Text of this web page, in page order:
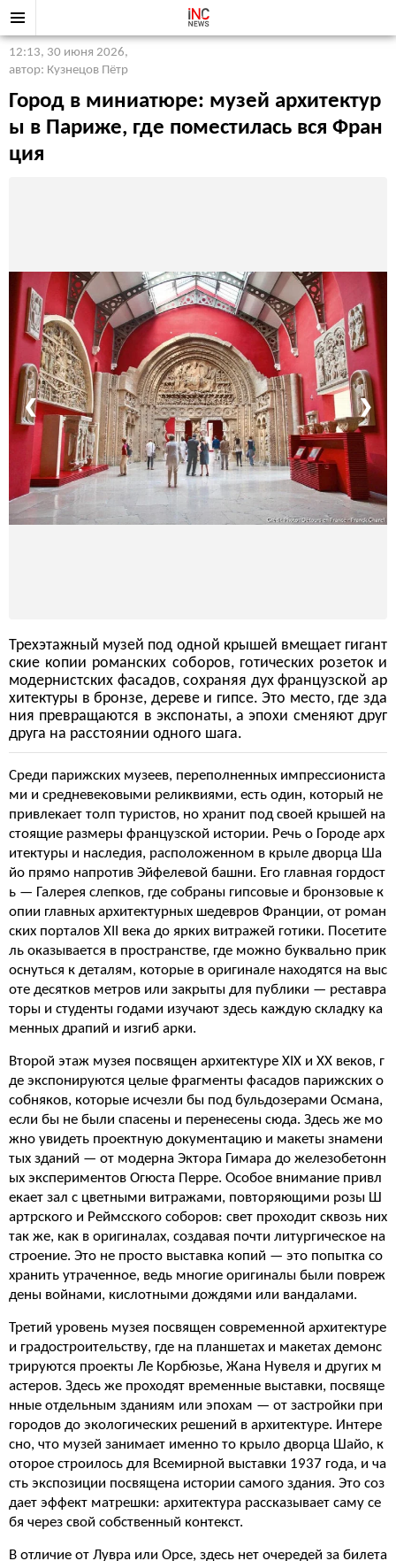
12:13, 30 июня 2026,
автор: Кузнецов Пётр
Город в миниатюре: музей архитектур
ы в Париже, где поместилась вся Фран
ция
❮ ❯
Трехэтажный музей под одной крышей вмещает гигант
ские копии романских соборов, готических розеток и
модернистских фасадов, сохраняя дух французской ар
хитектуры в бронзе, дереве и гипсе. Это место, где зда
ния превращаются в экспонаты, а эпохи сменяют друг
друга на расстоянии одного шага.
Среди парижских музеев, переполненных импрессиониста
ми и средневековыми реликвиями, есть один, который не
привлекает толп туристов, но хранит под своей крышей на
стоящие размеры французской истории. Речь о Городе арх
итектуры и наследия, расположенном в крыле дворца Ша
йо прямо напротив Эйфелевой башни. Его главная гордост
ь — Галерея слепков, где собраны гипсовые и бронзовые к
опии главных архитектурных шедевров Франции, от роман
ских порталов XII века до ярких витражей готики. Посетите
ль оказывается в пространстве, где можно буквально прик
оснуться к деталям, которые в оригинале находятся на выс
оте десятков метров или закрыты для публики — реставра
торы и студенты годами изучают здесь каждую складку ка
менных драпий и изгиб арки.
Второй этаж музея посвящен архитектуре XIX и XX веков, г
де экспонируются целые фрагменты фасадов парижских о
собняков, которые исчезли бы под бульдозерами Османа,
если бы не были спасены и перенесены сюда. Здесь же мо
жно увидеть проектную документацию и макеты знамени
тых зданий — от модерна Эктора Гимара до железобетонн
ых экспериментов Огюста Перре. Особое внимание привл
екает зал с цветными витражами, повторяющими розы Ш
артрского и Реймсского соборов: свет проходит сквозь них
так же, как в оригиналах, создавая почти литургическое на
строение. Это не просто выставка копий — это попытка со
хранить утраченное, ведь многие оригиналы были повреж
дены войнами, кислотными дождями или вандалами.
Третий уровень музея посвящен современной архитектуре
и градостроительству, где на планшетах и макетах демонс
трируются проекты Ле Корбюзье, Жана Нувеля и других м
астеров. Здесь же проходят временные выставки, посвяще
нные отдельным зданиям или эпохам — от застройки при
городов до экологических решений в архитектуре. Интере
сно, что музей занимает именно то крыло дворца Шайо, к
оторое строилось для Всемирной выставки 1937 года, и ча
сть экспозиции посвящена истории самого здания. Это соз
дает эффект матрешки: архитектура рассказывает саму се
бя через свой собственный контекст.
В отличие от Лувра или Орсе, здесь нет очередей за билета